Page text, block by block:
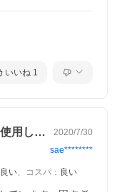
いいね 1
短めのボブで、主に毛先と前髪に使用して… 2020/7/30
sae********
い、 コスパ ： 良い